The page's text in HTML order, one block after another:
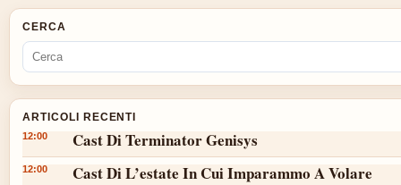
CERCA
ARTICOLI RECENTI
12:00 Cast Di Terminator Genisys
12:00 Cast Di L’estate In Cui Imparammo A Volare